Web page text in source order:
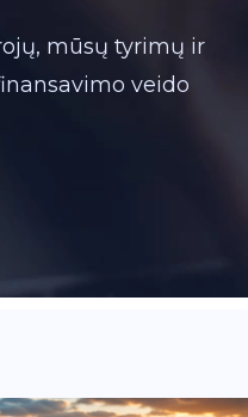
mūsų tyrimų ir
veido